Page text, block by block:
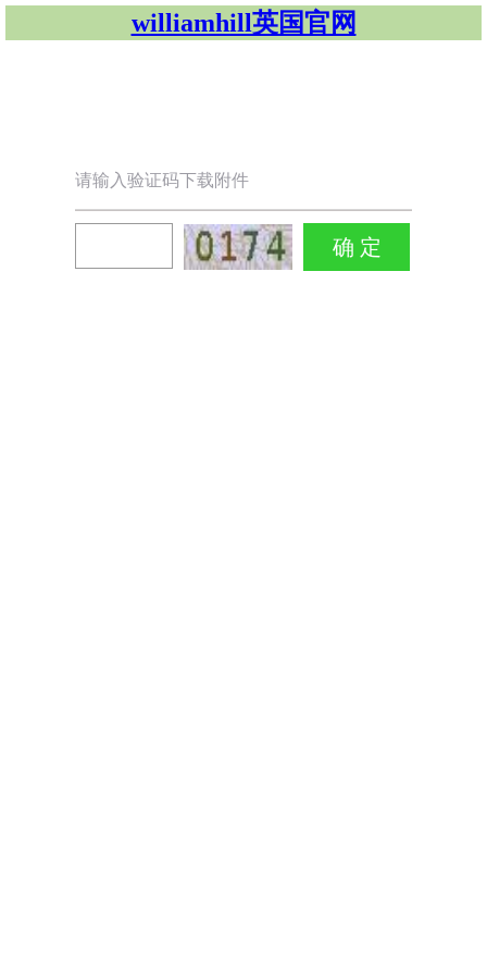
williamhill英国官网
请输入验证码下载附件